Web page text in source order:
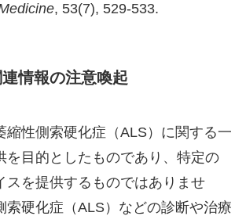
, 53(7), 529-533.
情報の注意喚起
縮性側索硬化症（ALS）に関する一
を目的としたものであり、特定の
スを提供するものではありませ
索硬化症（ALS）などの診断や治療